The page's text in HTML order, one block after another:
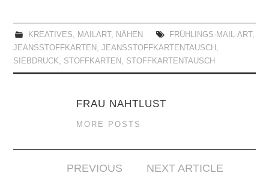
KREATIVES, MAILART , NÄHEN FRÜHLINGS-MAIL-ART ,
JEANSSTOFFKARTEN ,JEANSSTOFFKARTENTAUSCH ,
SIEBDRUCK, STOFFKARTEN , STOFFKARTENTAUSCH
FRAU NAHTLUST
MORE POSTS
PREVIOUS
NEXT ARTICLE